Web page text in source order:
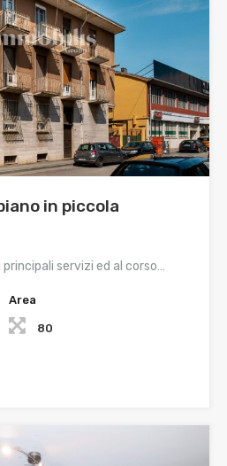
in piccola
principali servizi ed al corso…
Area
80